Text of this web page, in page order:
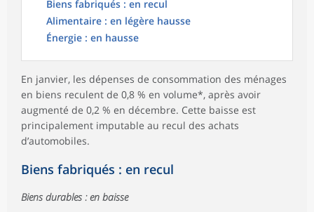
Biens fabriqués : en recul
Alimentaire : en légère hausse
Énergie : en hausse
En janvier, les dépenses de consommation des ménages
en biens reculent de 0,8 % en volume*, après avoir
augmenté de 0,2 % en décembre. Cette baisse est
principalement imputable au recul des achats
d’automobiles.
Biens fabriqués : en recul
Biens durables : en baisse